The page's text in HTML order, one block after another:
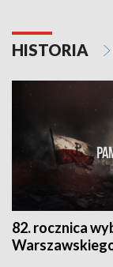
HISTORIA
82. rocznica